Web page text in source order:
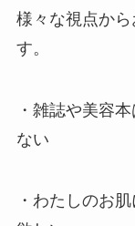
様々な視点か
す。
・雑誌や美容
ない
・わたしのお